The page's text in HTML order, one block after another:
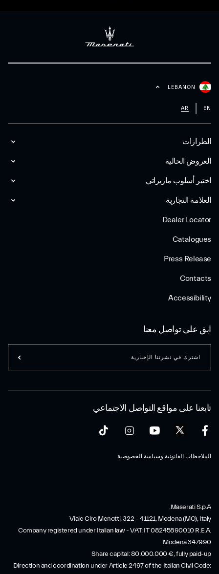
الطرازات
العروض الحالية
اختبر أسلوب مازیراتي
العلامة التجارية
Dealer Locator
Catalogues
Press Release
Contacts
Accessibility
LEBANON
EN
AR
تابعنا على مواقع التواصل الاجتماعي
الملاحظات القانونية وسياسة الخصوصية
ابق على تواصل معنا
اشترك في نشرتنا الإخبارية
Maserati S.p.A.
Viale Ciro Menotti, 322 – 41121, Modena (MO), Italy
Company registered under Italian law - VAT: IT 08245890010 R.E.A.
Modena 347990
Share capital: 80.000.000 €, fully paid-up
Direction and coordination under Article 2497 of the Italian Civil Code: